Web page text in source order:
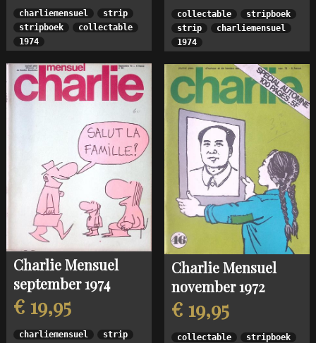
charliemensuel
strip
stripboek
collectable
1974
collectable
stripboek
strip
charliemensuel
1974
Charlie Mensuel
september 1974
€ 19,95
charliemensuel
strip
Charlie Mensuel
november 1972
€ 19,95
collectable
stripboek